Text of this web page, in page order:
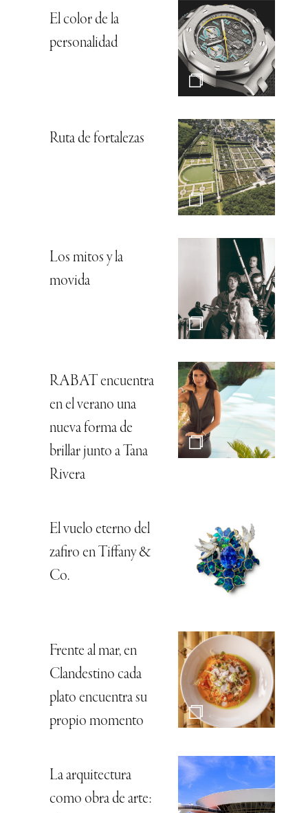
El color de la
personalidad
Ruta de fortalezas
Los mitos y la
movida
RABAT encuentra
en el verano una
nueva forma de
brillar junto a Tana
Rivera
El vuelo eterno del
zafiro en Tiffany &
Co.
Frente al mar, en
Clandestino cada
plato encuentra su
propio momento
La arquitectura
como obra de arte: